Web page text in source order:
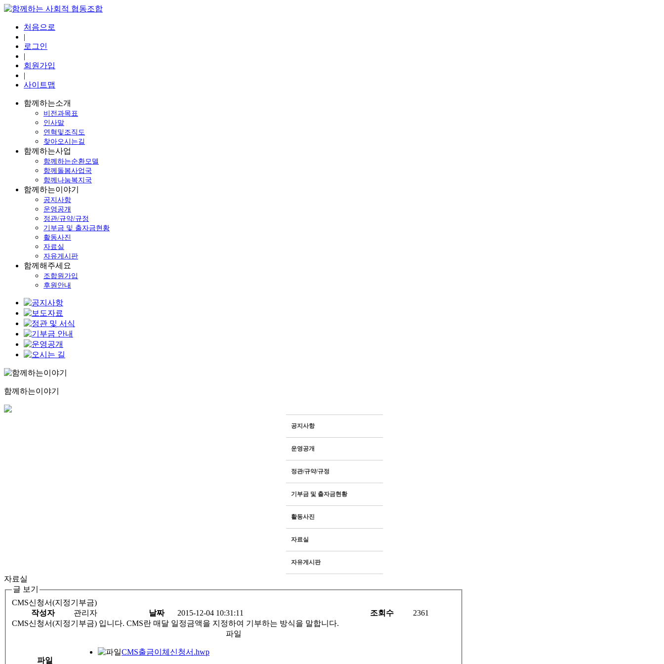
처음으로
|
로그인
|
회원가입
|
사이트맵
함께하는소개
비전과목표
인사말
연혁및조직도
찾아오시는길
함께하는사업
함께하는순환모델
함께돌봄사업국
함께나눔복지국
함께하는이야기
공지사항
운영공개
정관/규약/규정
기부금 및 출자금현황
활동사진
자료실
자유게시판
함께해주세요
조합원가입
후원안내
함께하는이야기
공지사항
운영공개
정관/규약/규정
기부금 및 출자금현황
활동사진
자료실
자유게시판
자료실
글 보기
CMS신청서(지정기부금)
작성자
관리자 날짜 2015-12-04 10:31:11 조회수
2361
CMS신청서(지정기부금) 입니다. CMS란 매달 일정금액을 지정하여 기부하는 방식을 말합니다.
파일
파일
CMS출금이체신청서.hwp